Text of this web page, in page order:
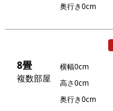
奥行き0cm
8畳
複数部屋
横幅0cm
高さ0cm
奥行き0cm